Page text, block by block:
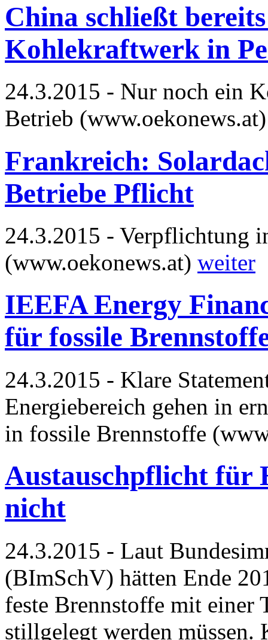
China schließt
Kohlekraftwerk in
24.3.2015 - Nur noch ein
Betrieb
Frankreich:
Betriebe Pflicht
24.3.2015 - Verpflichtung
(www.oekonews.at) weiter
IEEFA Energy
für fossile
24.3.2015 - Klare
Energiebereich gehen in
in fossile Brennstoffe
Austauschpflicht für
nicht
24.3.2015 - Laut
(BImSchV) hätten Ende
feste Brennstoffe mit einer
stillgelegt werden müssen.